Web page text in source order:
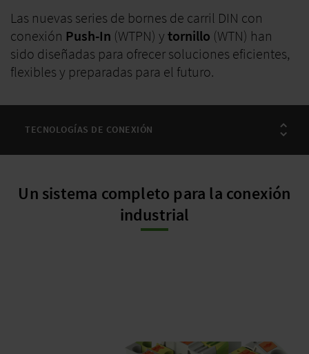
Las nuevas series de bornes de carril DIN con
conexión Push-In (WTPN) y tornillo (WTN) han
sido diseñadas para ofrecer soluciones eficientes,
flexibles y preparadas para el futuro.
Un sistema completo para la conexión
industrial